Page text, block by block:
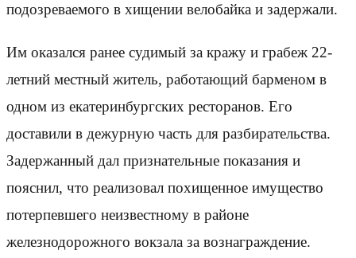
подозреваемого в хищении велобайка и задержали.
Им оказался ранее судимый за кражу и грабеж 22-
летний местный житель, работающий барменом в
одном из екатеринбургских ресторанов. Его
доставили в дежурную часть для разбирательства.
Задержанный дал признательные показания и
пояснил, что реализовал похищенное имущество
потерпевшего неизвестному в районе
железнодорожного вокзала за вознаграждение.